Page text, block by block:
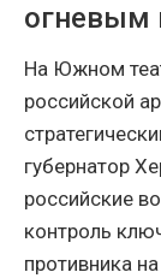
огневым
На Южном
российской
губернатор
российские
контроль
противника